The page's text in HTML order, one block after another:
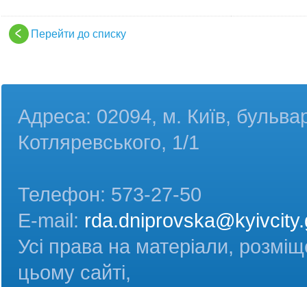
Перейти до списку
Адреса: 02094, м. Київ,
Котляревського, 1/1
Телефон: 573-27-50
E-mail:
Усі права на матеріали,
цьому сайті,